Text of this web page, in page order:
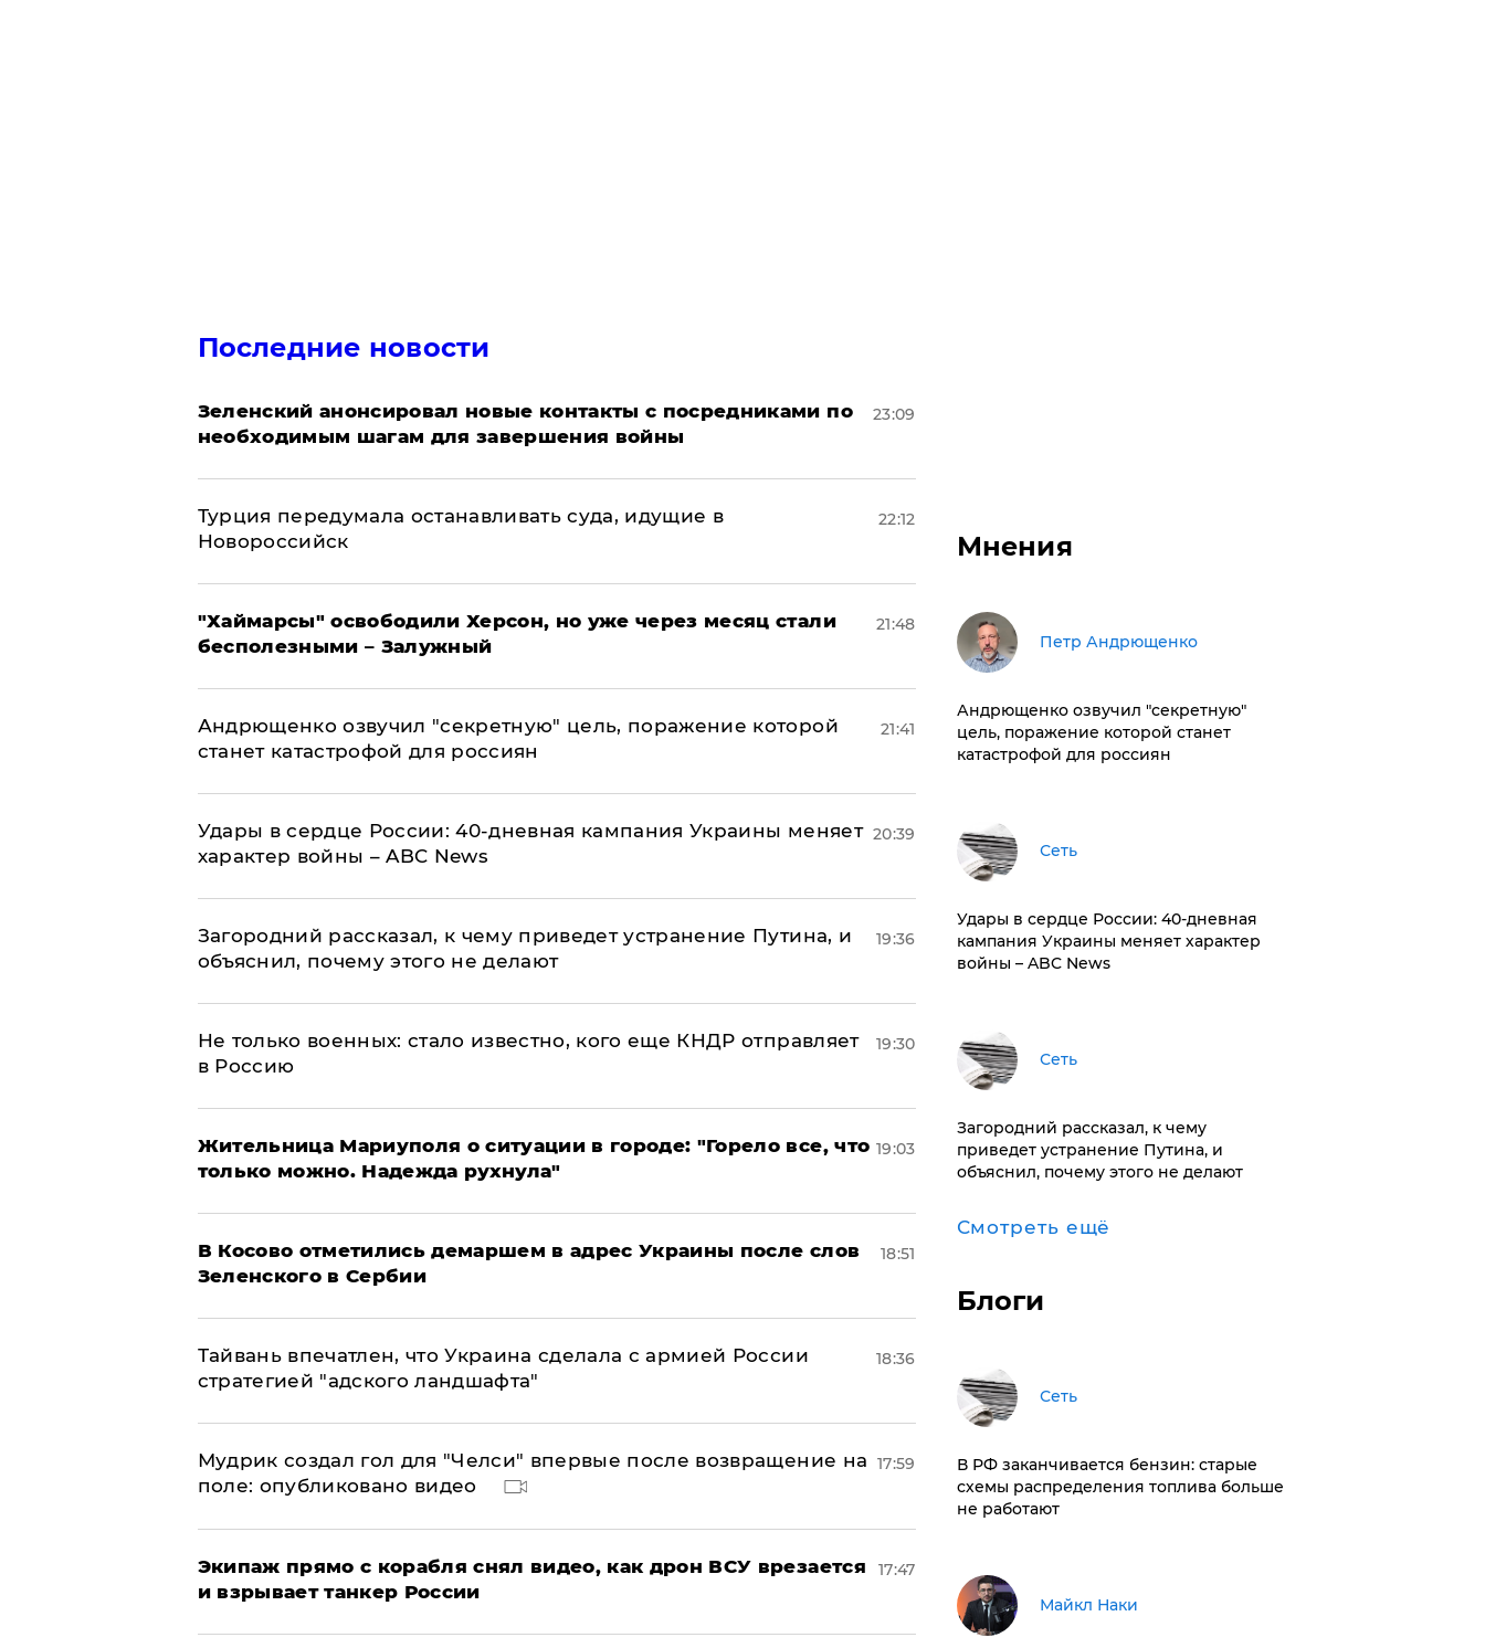
Последние новости
Зеленский анонсировал новые контакты с посредниками по
необходимым шагам для завершения войны
23:09
Турция передумала останавливать суда, идущие в
Новороссийск
22:12
"Хаймарсы" освободили Херсон, но уже через месяц стали
бесполезными – Залужный
21:48
Андрющенко озвучил "секретную" цель, поражение которой
станет катастрофой для россиян
21:41
Удары в сердце России: 40-дневная кампания Украины меняет
характер войны – ABC News
20:39
Загородний рассказал, к чему приведет устранение Путина, и
объяснил, почему этого не делают
19:36
Не только военных: стало известно, кого еще КНДР отправляет
в Россию
19:30
Жительница Мариуполя о ситуации в городе: "Горело все, что
только можно. Надежда рухнула"
19:03
В Косово отметились демаршем в адрес Украины после слов
Зеленского в Сербии
18:51
Тайвань впечатлен, что Украина сделала с армией России
стратегией "адского ландшафта"
18:36
Мудрик создал гол для "Челси" впервые после возвращение на
поле: опубликовано видео
17:59
Экипаж прямо с корабля снял видео, как дрон ВСУ врезается
и взрывает танкер России
17:47
Мнения
Петр Андрющенко
Андрющенко озвучил "секретную"
цель, поражение которой станет
катастрофой для россиян
Сеть
Удары в сердце России: 40-дневная
кампания Украины меняет характер
войны – ABC News
Сеть
Загородний рассказал, к чему
приведет устранение Путина, и
объяснил, почему этого не делают
Смотреть ещё
Блоги
Сеть
​В РФ заканчивается бензин: старые
схемы распределения топлива больше
не работают
Майкл Наки